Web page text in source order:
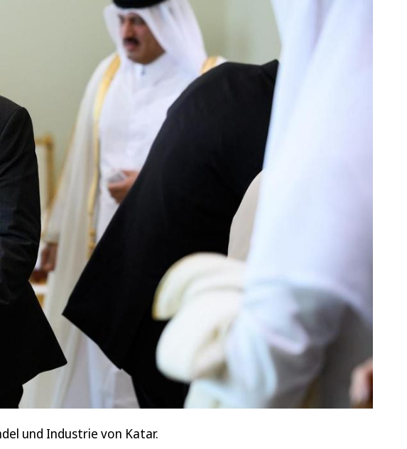
und Industrie von Katar.